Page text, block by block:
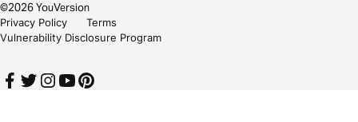
©2026YouVersion
Privacy Policy
Terms
Vulnerability Disclosure Program